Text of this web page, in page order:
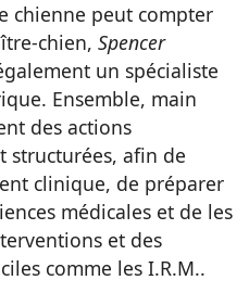
chienne peut compter
chien, Spencer
un spécialiste
Ensemble, main
des actions
structurées, afin de
clinique, de préparer
médicales et de les
et des
comme les I.R.M..